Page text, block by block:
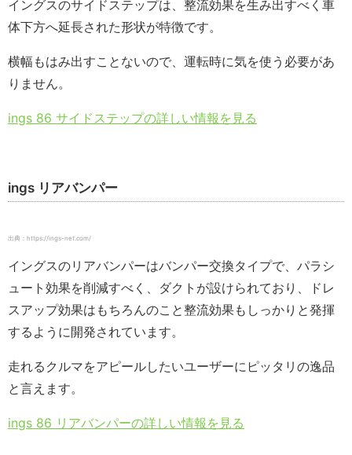
イングスのサイドステップは、整流効果を生み出すべく車
体下方へ延長された形状が特徴です。
横幅もはみ出すことないので、運転時に気を使う必要があ
りません。
ings 86 サイドステップの詳しい情報を見る
ings リアバンパー
出典：https://ings-net.com/
イングスのリアバンパーはバンパー交換タイプで、パラシ
ュート効果を削減すべく、ダクトが設けられており、ドレ
スアップ効果はもちろんのこと整流効果もしっかりと発揮
するように開発されています。
走れるクルマをアピールしたいユーザーにピッタリの逸品
と言えます。
ings 86 リアバンパーの詳しい情報を見る